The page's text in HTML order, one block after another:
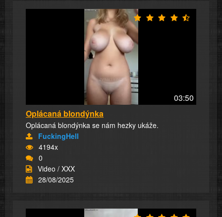
03:50
Oplácaná blondýnka
Oplácaná blondýnka se nám hezky ukáže.
FuckingHell
4194x
0
Video / XXX
28/08/2025